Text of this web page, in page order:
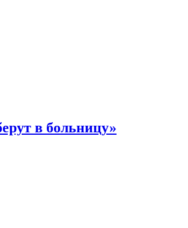
в больницу»